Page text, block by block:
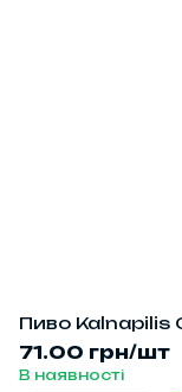
Пиво Kalnapilis
71.00 грн/шт
В наявності